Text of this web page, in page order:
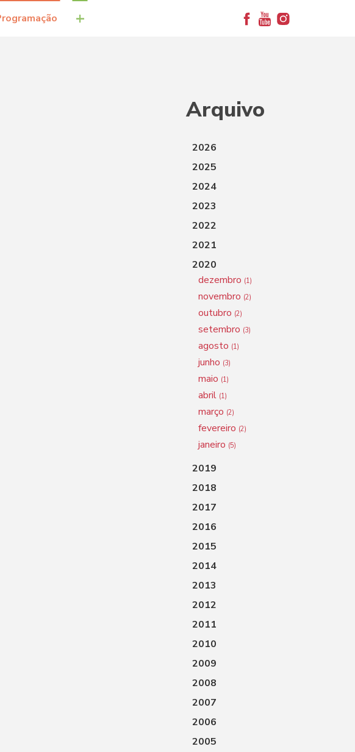
+
Arquivo
2026
2025
2024
2023
2022
2021
2020
dezembro (1)
novembro (2)
outubro (2)
setembro (3)
agosto (1)
junho (3)
maio (1)
abril (1)
março (2)
fevereiro (2)
janeiro (5)
2019
2018
2017
2016
2015
2014
2013
2012
2011
2010
2009
2008
2007
2006
2005